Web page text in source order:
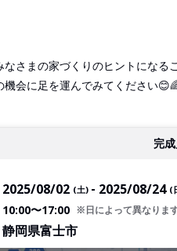
なさまの家づくりのヒントになる
機会に足を運んでみてください
完
2025/08/02 (土) 2025/08/24 (
10:00〜17:00 ※日によって異なりま
静岡県富士市